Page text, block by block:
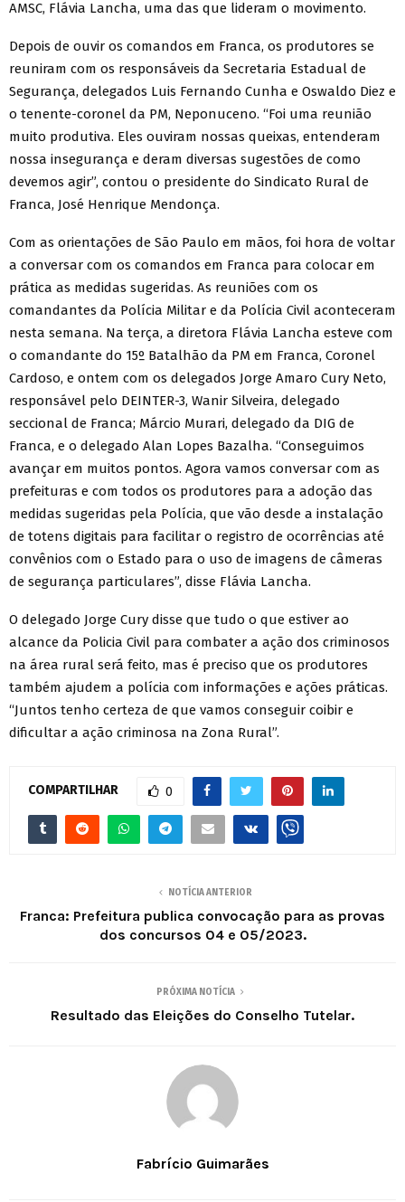
AMSC, Flávia Lancha, uma das que lideram o movimento.
Depois de ouvir os comandos em Franca, os produtores se
reuniram com os responsáveis da Secretaria Estadual de
Segurança, delegados Luis Fernando Cunha e Oswaldo Diez e
o tenente-coronel da PM, Neponuceno. “Foi uma reunião
muito produtiva. Eles ouviram nossas queixas, entenderam
nossa insegurança e deram diversas sugestões de como
devemos agir”, contou o presidente do Sindicato Rural de
Franca, José Henrique Mendonça.
Com as orientações de São Paulo em mãos, foi hora de voltar
a conversar com os comandos em Franca para colocar em
prática as medidas sugeridas. As reuniões com os
comandantes da Polícia Militar e da Polícia Civil aconteceram
nesta semana. Na terça, a diretora Flávia Lancha esteve com
o comandante do 15º Batalhão da PM em Franca, Coronel
Cardoso, e ontem com os delegados Jorge Amaro Cury Neto,
responsável pelo DEINTER-3, Wanir Silveira, delegado
seccional de Franca; Márcio Murari, delegado da DIG de
Franca, e o delegado Alan Lopes Bazalha. “Conseguimos
avançar em muitos pontos. Agora vamos conversar com as
prefeituras e com todos os produtores para a adoção das
medidas sugeridas pela Polícia, que vão desde a instalação
de totens digitais para facilitar o registro de ocorrências até
convênios com o Estado para o uso de imagens de câmeras
de segurança particulares”, disse Flávia Lancha.
O delegado Jorge Cury disse que tudo o que estiver ao
alcance da Policia Civil para combater a ação dos criminosos
na área rural será feito, mas é preciso que os produtores
também ajudem a polícia com informações e ações práticas.
“Juntos tenho certeza de que vamos conseguir coibir e
dificultar a ação criminosa na Zona Rural”.
COMPARTILHAR 0
NOTÍCIA ANTERIOR
Franca: Prefeitura publica convocação para as provas
dos concursos 04 e 05/2023.
PRÓXIMA NOTÍCIA
Resultado das Eleições do Conselho Tutelar.
Fabrício Guimarães